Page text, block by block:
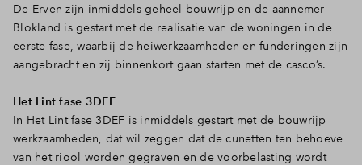
De Erven zijn inmiddels geheel bouwrijp en de aannemer
Blokland is gestart met de realisatie van de woningen in de
eerste fase, waarbij de heiwerkzaamheden en funderingen zijn
aangebracht en zij binnenkort gaan starten met de casco’s.
Het Lint fase 3DEF
In Het Lint fase 3DEF is inmiddels gestart met de bouwrijp
werkzaamheden, dat wil zeggen dat de cunetten ten behoeve
van het riool worden gegraven en de voorbelasting wordt